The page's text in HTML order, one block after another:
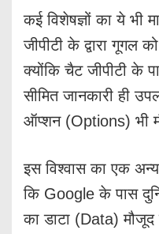
कई विशेषज्ञों का ये भी
जीपीटी के द्वारा गूगल
क्योंकि चैट जीपीटी के
सीमित जानकारी ही
ऑप्शन (Options) भी
इस विश्वास का एक
कि Google के पास
का डाटा (Data)